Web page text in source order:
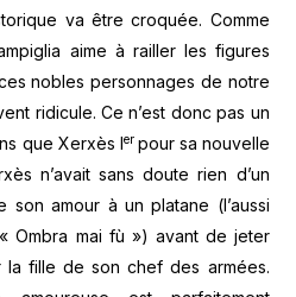
va être croquée. Comme
aime à railler les figures
nobles personnages de notre
ridicule. Ce n’est donc pas un
que Xerxès Ier pour sa nouvelle
n’avait sans doute rien d’un
son amour à un platane (l’aussi
Ombra mai fù ») avant de jeter
la fille de son chef des armées.